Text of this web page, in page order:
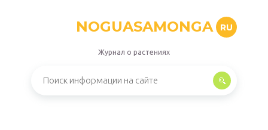
NOGUASAMONGA RU
Журнал о растениях